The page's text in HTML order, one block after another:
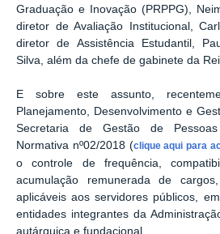
Graduação e Inovação (PRPPG),
diretor de Avaliação Institucional,
diretor de Assistência Estudantil,
Silva, além da chefe de gabinete da
E sobre este assunto,
Planejamento, Desenvolvimento e
Secretaria de Gestão de
Normativa nº02/2018 (clique aqui para
o controle de frequência,
acumulação remunerada de
aplicáveis aos servidores públicos,
entidades integrantes da
autárquica e fundacional.